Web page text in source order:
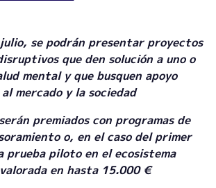
se podrán presentar proyectos
que den solución a uno o
mental y que busquen apoyo
mercado y la sociedad
premiados con programas de
o, en el caso del primer
prueba piloto en el ecosistema
en hasta 15.000 €